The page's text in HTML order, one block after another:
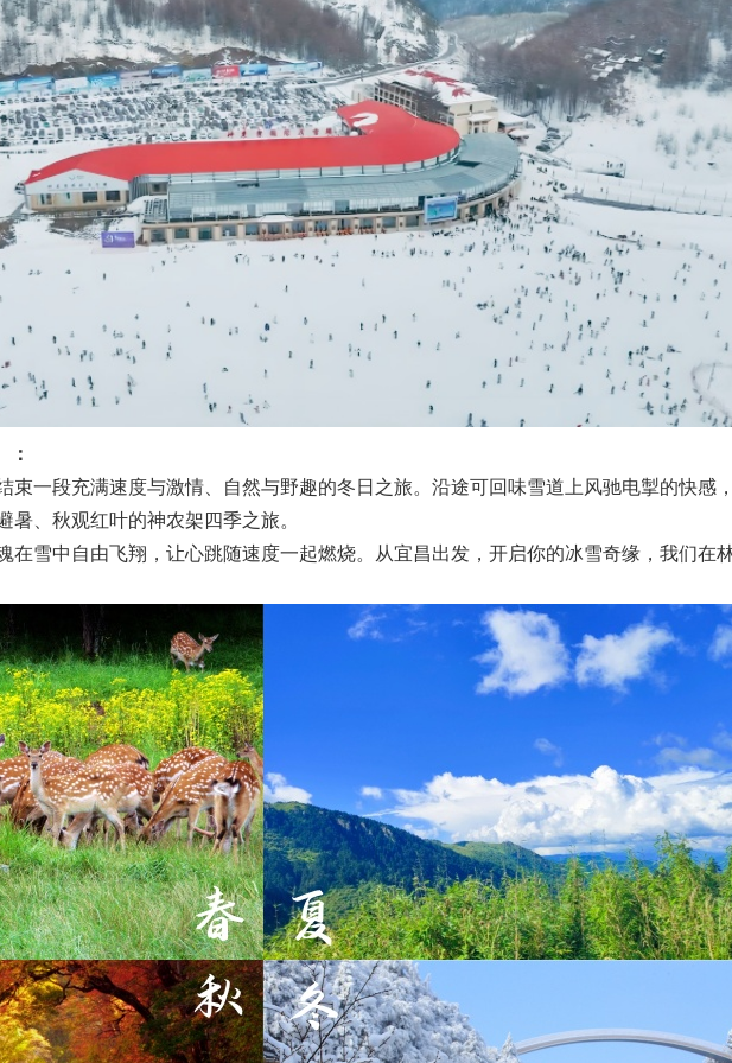
：
束一段充满速度与激情、自然与野趣的冬日之旅。沿途可回味雪道上风驰电掣的快感
暑、秋观红叶的神农架四季之旅。
在雪中自由飞翔，让心跳随速度一起燃烧。从宜昌出发，开启你的冰雪奇缘，我们在